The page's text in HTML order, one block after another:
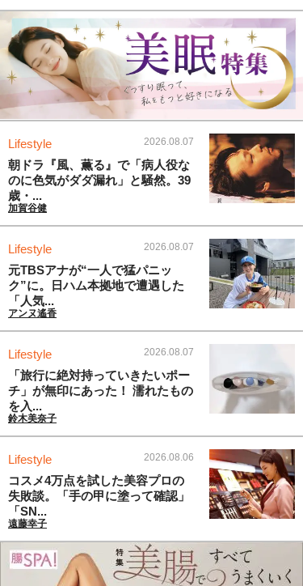
Lifestyle 2026.08.07
朝ドラ『風、薫る』で「病人役な
のに色気がダダ漏れ」と騒然。39
歳・...
加賀谷健
Lifestyle 2026.08.07
元TBSアナが“一人で猛パニッ
ク”に。日ハム本拠地で遭遇した
「人気...
アンヌ遙香
Lifestyle 2026.08.07
「旅行に絶対持っていきたいポー
チ」が無印にあった！ 濡れたもの
を入...
鈴木美奈子
Lifestyle 2026.08.06
コスメ4万点を試した美容プロの
失敗談。「手の甲に塗って確認」
「SN...
遠藤幸子